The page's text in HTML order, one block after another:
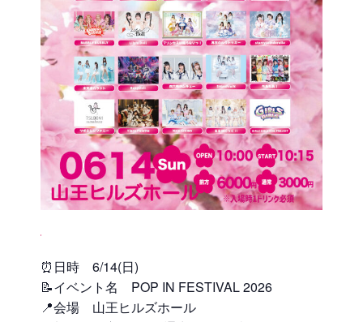
⏰日時 6/14(日)
📝イベント名 POP IN FESTIVAL 2026
📍会場 山王ヒルズホール